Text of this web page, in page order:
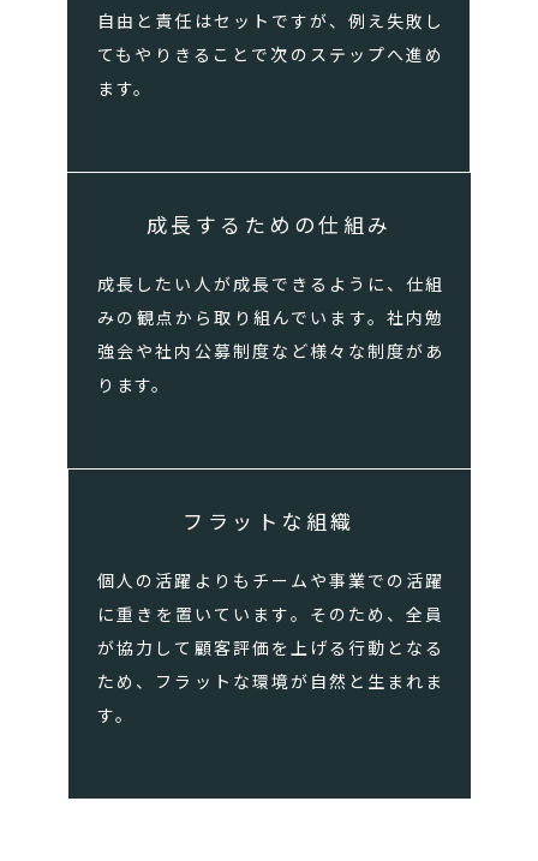
自由と責任はセットですが、例え失敗し
てもやりきることで次のステップへ進め
ます。
成長するための仕組み
成長したい人が成長できるように、仕組
みの観点から取り組んでいます。社内勉
強会や社内公募制度など様々な制度があ
ります。
フラットな組織
個人の活躍よりもチームや事業での活躍
に重きを置いています。そのため、全員
が協力して顧客評価を上げる行動となる
ため、フラットな環境が自然と生まれま
す。